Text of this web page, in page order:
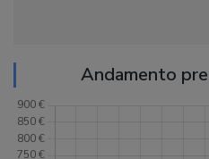
Andamento